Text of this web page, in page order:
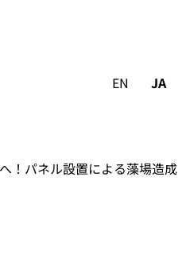
EN JA
！パネル設置による藻場造成